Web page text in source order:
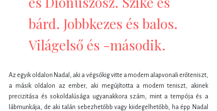
bárd. Jobbkezes és balos.
Világelső és -második.
Az egyik oldalon Nadal, aki a végsőkig vitte a modern alapvonali erőteniszt,
a másik oldalon az ember, aki megújította a modern teniszt, akinek
precizitása és sokoldalúsága ugyanakkora szám, mint a tempója és a
lábmunkája, de aki talán sebezhetőbb vagy kiidegelhetőbb, ha épp Nadal